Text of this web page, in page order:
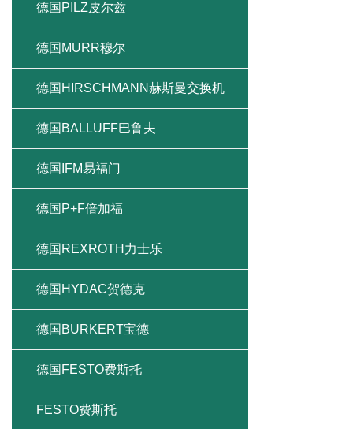
德国PILZ皮尔兹
德国MURR穆尔
德国HIRSCHMANN赫斯曼交换机
德国BALLUFF巴鲁夫
德国IFM易福门
德国P+F倍加福
德国REXROTH力士乐
德国HYDAC贺德克
德国BURKERT宝德
德国FESTO费斯托
FESTO费斯托